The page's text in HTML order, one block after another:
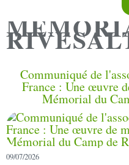
Communiqué de
France : Une œuvre
Mémorial du
09/07/2026